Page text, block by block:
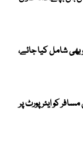
شامل کیا جائے،
کو ایئرپورٹ پر